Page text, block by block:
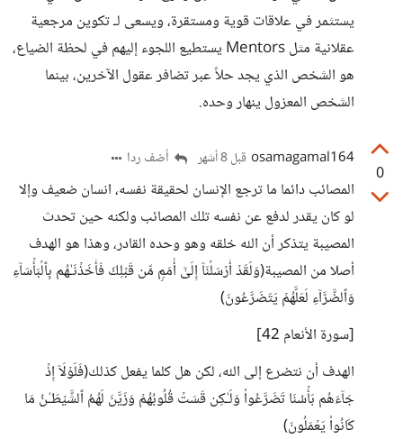
يستثمر في علاقات قوية ومستقرة، ويسعى لـ تكوين مرجعية
عقلانية مثل Mentors يستطيع اللجوء إليهم في لحظة الضياع،
هو الشخص الذي يجد حلاً عبر تضافر عقول الآخرين، بينما
الشخص المعزول ينهار وحده.
0
osamagamal164 قبل 8 أشهر أضف ردا
المصائب دائما ما ترجع الإنسان لحقيقة نفسه، انسان ضعيف وإلا
لو كان يقدر لدفع عن نفسه تلك المصائب ولكنه حين تحدث
المصيبة يتذكر أن الله خلقه وهو وحده القادر، وهذا هو الهدف
أصلا من المصيبة(وَلَقَدۡ أَرۡسَلۡنَاۤ إِلَىٰۤ أُمَمࣲ مِّن قَبۡلِكَ فَأَخَذۡنَـٰهُم بِٱلۡبَأۡسَاۤءِ
وَٱلضَّرَّاۤءِ لَعَلَّهُمۡ یَتَضَرَّعُونَ)
[سورة الأنعام 42]
الهدف أن نتضرع إلى الله، لكن هل كلما يفعل كذلك(فَلَوۡلَاۤ إِذۡ
جَاۤءَهُم بَأۡسُنَا تَضَرَّعُوا۟ وَلَـٰكِن قَسَتۡ قُلُوبُهُمۡ وَزَیَّنَ لَهُمُ ٱلشَّیۡطَـٰنُ مَا
كَانُوا۟ یَعۡمَلُونَ)